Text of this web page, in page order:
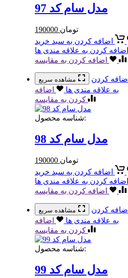
مدل سام کد 97
190000 تومان
اضافه کردن به سبد خرید
اضافه کردن به علاقه مندی ها
اضافه کردن به مقایسه
مشاهده سریع
اضافه کردن
به علاقه مندی ها
اضافه
کردن به مقایسه
شناسه محصول:
مدل سام کد 98
190000 تومان
اضافه کردن به سبد خرید
اضافه کردن به علاقه مندی ها
اضافه کردن به مقایسه
مشاهده سریع
اضافه کردن
به علاقه مندی ها
اضافه
کردن به مقایسه
شناسه محصول:
مدل سام کد 99